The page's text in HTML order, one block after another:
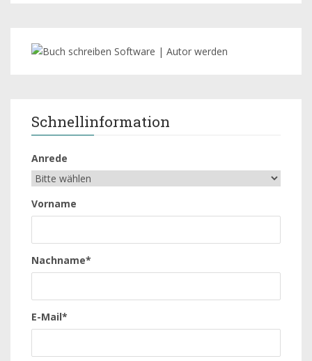
Schnellinformation
Anrede
Vorname
Nachname*
E-Mail*